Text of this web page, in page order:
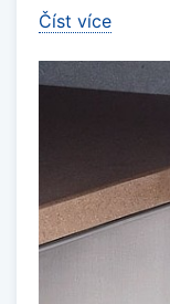
Číst více